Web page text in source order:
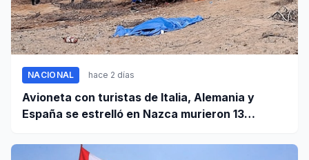
NACIONAL hace 2 días
Avioneta con turistas de Italia, Alemania y
España se estrelló en Nazca murieron 13